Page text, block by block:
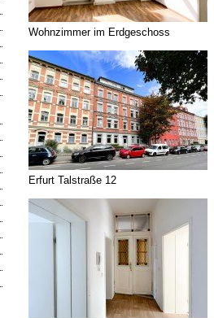
Wohnzimmer im Erdgeschoss
Erfurt Talstraße 12